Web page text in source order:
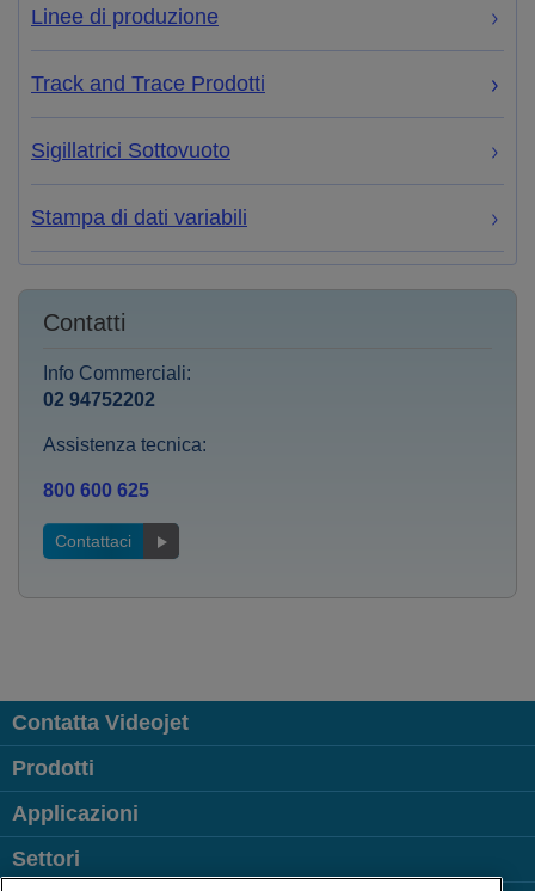
Linee di produzione
Track and Trace Prodotti
Sigillatrici Sottovuoto
Stampa di dati variabili
Contatti
Info Commerciali:
02 94752202
Assistenza tecnica:
800 600 625
Contattaci
Contatta Videojet
Prodotti
Applicazioni
Settori